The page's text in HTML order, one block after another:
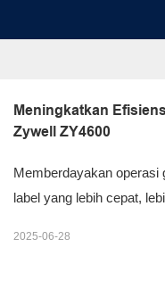
Meningkatkan
Zywell ZY4600
Memberdayakan operasi
label yang lebih cepat,
2025-06-28